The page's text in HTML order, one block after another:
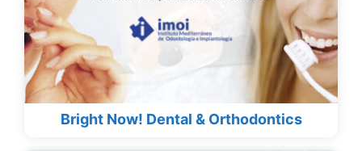
Bright Now! Dental & Orthodontics